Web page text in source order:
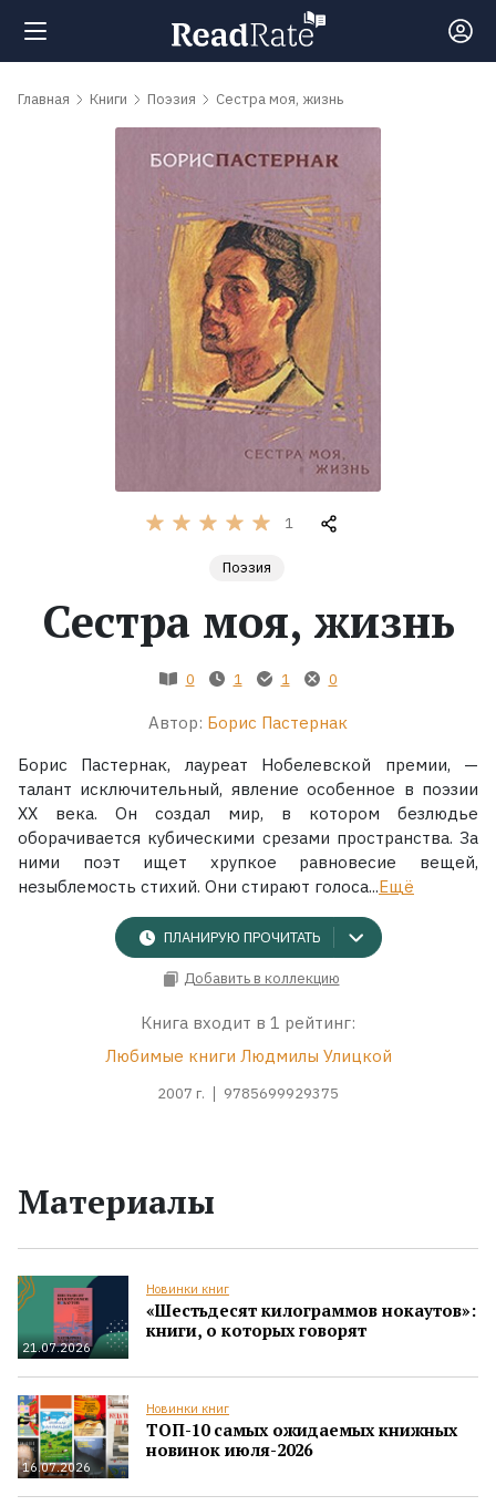
Поиск
обсуждаемые
Серии
Главная Книги Поэзия Сестра моя, жизнь
1
Поэзия
Сестра моя, жизнь
0 1 1 0
Автор: Борис Пастернак
Борис Пастернак, лауреат Нобелевской премии, —
талант исключительный, явление особенное в поэзии
XX века. Он создал мир, в котором безлюдье
оборачивается кубическими срезами пространства. За
ними поэт ищет хрупкое равновесие вещей,
незыблемость стихий. Они стирают голоса...Ещё
ПЛАНИРУЮ ПРОЧИТАТЬ
Добавить в коллекцию
Книга входит в 1 рейтинг:
Любимые книги Людмилы Улицкой
2007 г. 9785699929375
Материалы
21.07.2026
Новинки книг
«Шестьдесят килограммов нокаутов»:
книги, о которых говорят
16.07.2026
Новинки книг
ТОП-10 самых ожидаемых книжных
новинок июля-2026